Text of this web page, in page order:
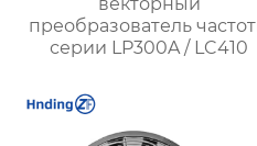
векторный
преобразователь
серии LP300A / LC410